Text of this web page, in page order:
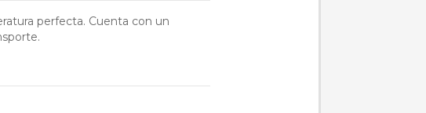
perfecta. Cuenta con un